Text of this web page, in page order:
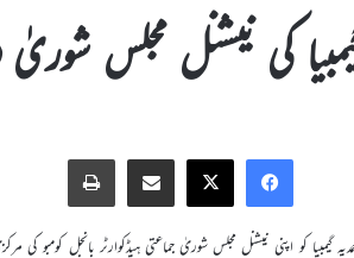
نیشنل مجلس شوریٰ ۲۰۲۵ء کا انعقاد
Facebook
X
Share via Email
Print